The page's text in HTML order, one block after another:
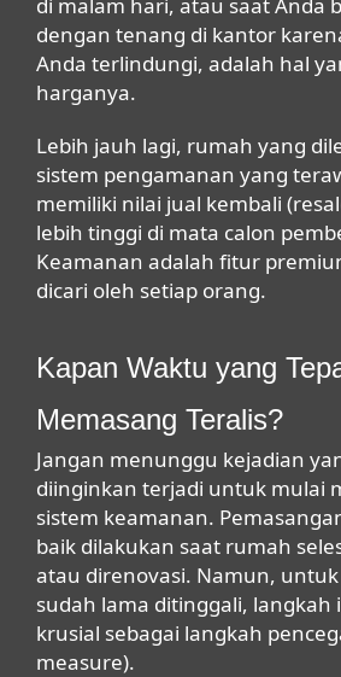
dengan tenang di kantor
Anda terlindungi, adalah hal
harganya.
Lebih jauh lagi, rumah yang
sistem pengamanan yang
memiliki nilai jual kembali (
lebih tinggi di mata calon
Keamanan adalah fitur
dicari oleh setiap orang.
Kapan Waktu yang
Memasang Teralis?
Jangan menunggu kejadian
diinginkan terjadi untuk mulai
sistem keamanan.
baik dilakukan saat rumah
atau direnovasi. Namun,
sudah lama ditinggali, langkah
krusial sebagai langkah
measure).